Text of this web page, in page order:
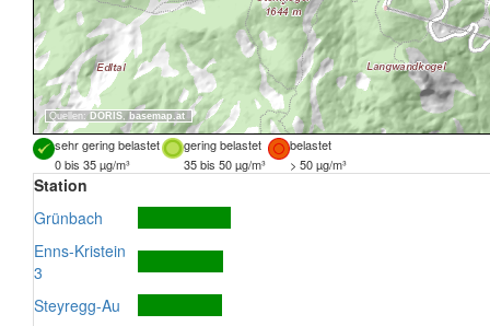
Quellen: DORIS, basemap.at
sehr gering belastet gering belastet
belastet
0 bis 35 µg/m³
35 bis 50 µg/m³ > 50 µg/m³
Station
Grünbach
Enns-Kristein
3
Steyregg-Au